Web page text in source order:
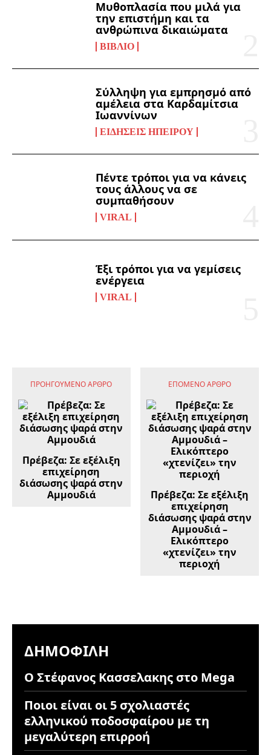
Μυθοπλασία που μιλά για
την επιστήμη και τα
ανθρώπινα δικαιώματα
ΒΙΒΛΊΟ
Σύλληψη για εμπρησμό από
αμέλεια στα Καρδαμίτσια
Ιωαννίνων
ΕΙΔΉΣΕΙΣ ΗΠΕΊΡΟΥ
Πέντε τρόποι για να κάνεις
τους άλλους να σε
συμπαθήσουν
VIRAL
Έξι τρόποι για να γεμίσεις
ενέργεια
VIRAL
ΠΡΟΗΓΟΎΜΕΝΟ ΆΡΘΡΟ
Πρέβεζα: Σε εξέλιξη
επιχείρηση
διάσωσης ψαρά στην
Αμμουδιά
ΕΠΌΜΕΝΟ ΆΡΘΡΟ
Πρέβεζα: Σε εξέλιξη
επιχείρηση
διάσωσης ψαρά στην
Αμμουδιά –
Ελικόπτερο
«χτενίζει» την
περιοχή
ΔΗΜΟΦΙΛΉ
Ο Στέφανος Κασσελακης στο Mega
Ποιοι είναι οι 5 σχολιαστές
ελληνικού ποδοσφαίρου με τη
μεγαλύτερη επιρροή